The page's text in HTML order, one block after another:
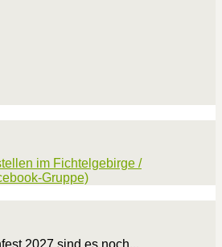
im Fichtelgebirge /
Gruppe)
2027 sind es noch...